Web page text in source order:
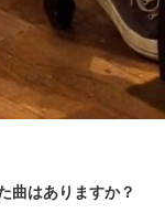
曲はありますか？